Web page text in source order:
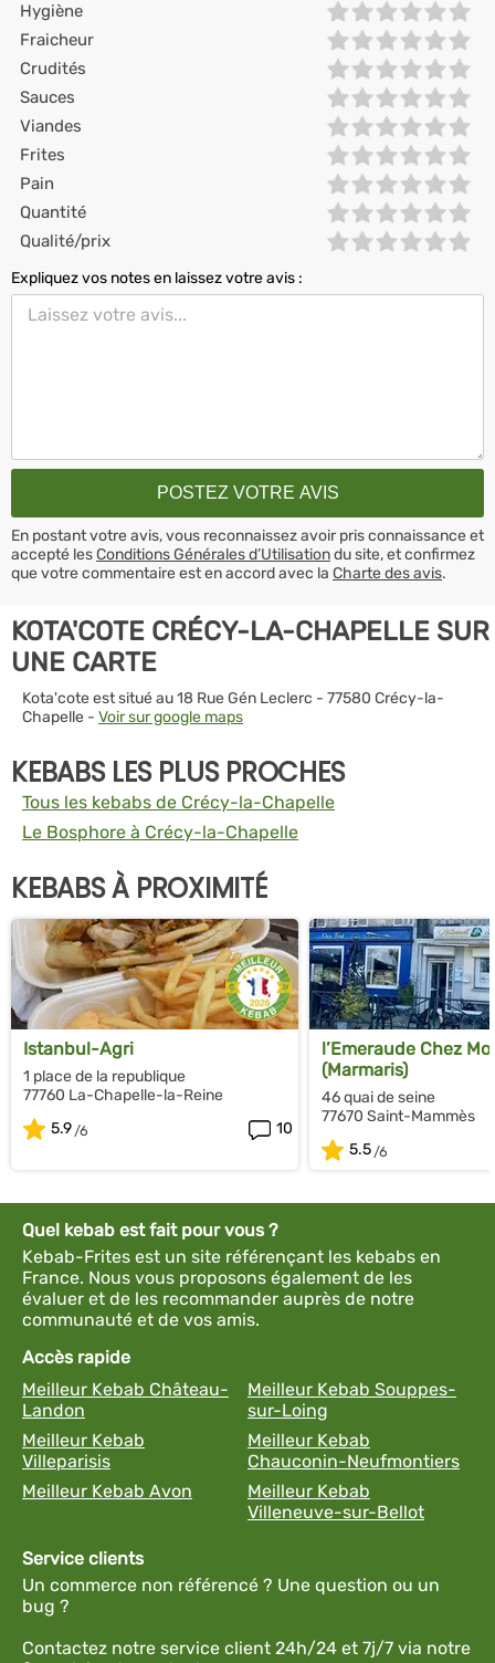
Hygiène
Fraicheur
Crudités
Sauces
Viandes
Frites
Pain
Quantité
Qualité/prix
Expliquez vos notes en laissez votre avis :
En postant votre avis, vous reconnaissez avoir pris connaissance et
accepté lesConditions Générales d’Utilisationdu site, et confirmez
que votre commentaire est en accord avec la Charte des avis.
KOTA'COTE CRÉCY-LA-CHAPELLE SUR
UNE CARTE
Kota'cote est situé au 18 Rue Gén Leclerc - 77580 Crécy-la-
Chapelle - Voir sur google maps
KEBABS LES PLUS PROCHES
Tous les kebabs de Crécy-la-Chapelle
Le Bosphore à Crécy-la-Chapelle
KEBABS À PROXIMITÉ
Istanbul-Agri
1 place de la republique
77760 La-Chapelle-la-Reine
5.9
10
l’Emeraude Chez
(Marmaris)
46 quai de seine
77670 Saint-Mammès
5.5
Quel kebab est fait pour vous ?
Kebab-Frites est un site référençant les kebabs en
France. Nous vous proposons également de les
évaluer et de les recommander auprès de notre
communauté et de vos amis.
Accès rapide
Meilleur Kebab Château-
Landon
Meilleur Kebab Souppes-
sur-Loing
Meilleur Kebab
Villeparisis
Meilleur Kebab
Chauconin-Neufmontiers
Meilleur Kebab Avon
Meilleur Kebab
Villeneuve-sur-Bellot
Service clients
Un commerce non référencé ? Une question ou un
bug ?
Contactez notre service client 24h/24 et 7j/7 via notre